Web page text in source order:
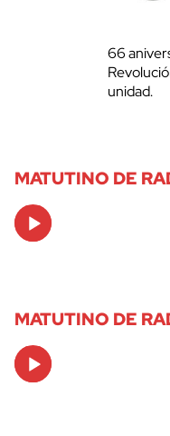
66
unidad.
MATUTINO DE
Audio
Player
MATUTINO DE
Audio
Player